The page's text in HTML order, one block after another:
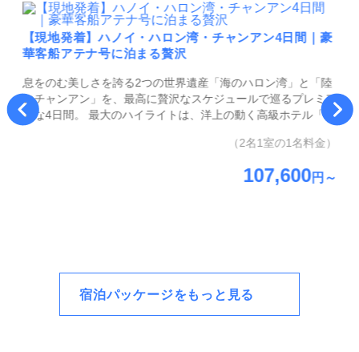
【現地発着】ハノイ・ハロン湾・チャンアン4日間｜豪
華客船アテナ号に泊まる贅沢
息をのむ美しさを誇る2つの世界遺産「海のハロン湾」と「陸
のチャンアン」を、最高に贅沢なスケジュールで巡るプレミア
ムな4日間。 最大のハイライトは、洋上の動く高級ホテル「ア
まるロマンチックな海や、神秘的な朝霧の中での太極拳など、
ます。さらに、映画の舞台にもなったチャンアンの圧倒的な水
（2名1室の1名料金）
107,600円～
ラ
宿泊パッケージをもっと見る